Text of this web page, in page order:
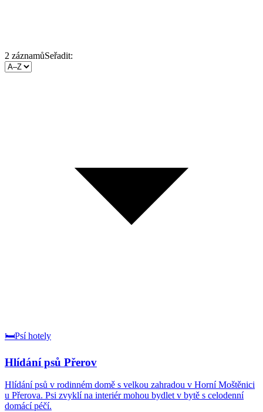
2 záznamůSeřadit:
🛏️Psí hotely
Hlídání psů Přerov
Hlídání psů v rodinném domě s velkou zahradou v Horní Moštěnici
u Přerova. Psi zvyklí na interiér mohou bydlet v bytě s celodenní
domácí péčí.